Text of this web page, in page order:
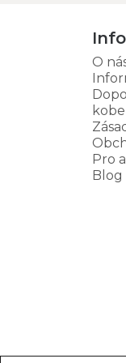
O
Pro
Blog